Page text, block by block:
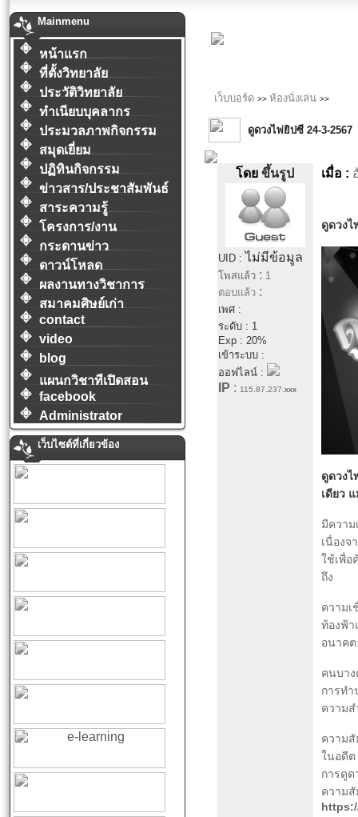
Mainmenu
หน้าแรก
ที่ตั้งวิทยาลัย
ประวัติวิทยาลัย
ทำเนียบบุคลากร
ประมวลภาพกิจกรรม
สมุดเยี่ยม
ปฏิทินกิจกรรม
ข่าวสาร/ประชาสัมพันธ์
สาระความรู้
โครงการ/งาน
กระดานข่าว
ดาวน์โหลด
ผลงานทางวิชาการ
สมาคมศิษย์เก่า
contact
video
blog
แผนกวิชาทีเปิดสอน
facebook
Administrator
เว็บไซต์ที่เกี่ยวข้อง
เว็บบอร์ด >> ห้องนั่งเล่น >>
ดูดวงไพ่ยิปซี 24-3-2567
โดย ขึ้นรูป
UID : ไม่มีข้อมูล
โพสแล้ว : 1
ตอบแล้ว :
เพศ :
ระดับ : 1
Exp : 20%
เข้าระบบ :
ออฟไลน์ :
IP : 115.87.237. xxx
เมื่อ :
ดูดวงไ
ดูดวงไ
เดียว
มีความ
เนื่อง
ใช้เพื่อ
ถึง
ความเ
ท้องฟ้า
อนาค
คนบา
การท
ความ
ความสั
ในอดีต
การดูด
ความ